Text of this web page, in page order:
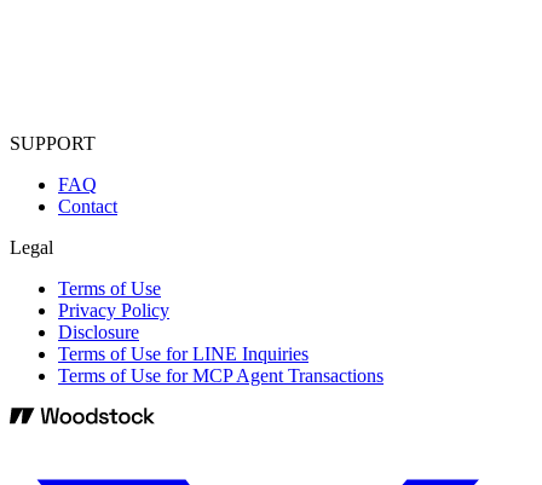
SUPPORT
FAQ
Contact
Legal
Terms of Use
Privacy Policy
Disclosure
Terms of Use for LINE Inquiries
Terms of Use for MCP Agent Transactions